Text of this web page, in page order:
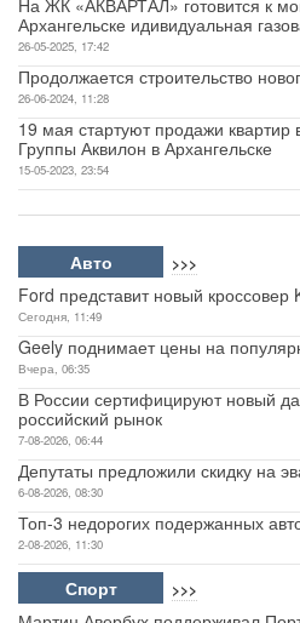
Архангельске идивидуальная
26-05-2025, 17:42
Продолжается строительство
26-06-2024, 11:28
19 мая стартуют продажи
Группы Аквилон в Архангельске
15-05-2023, 23:54
Авто >>>
Ford представит новый кроссовер
Сегодня, 11:49
Geely поднимает цены на
Вчера, 06:35
В России сертифицируют новый
российский рынок
7-08-2026, 06:44
Депутаты предложили скидку на
6-08-2026, 08:30
Топ-3 недорогих подержанных
2-08-2026, 11:30
Спорт >>>